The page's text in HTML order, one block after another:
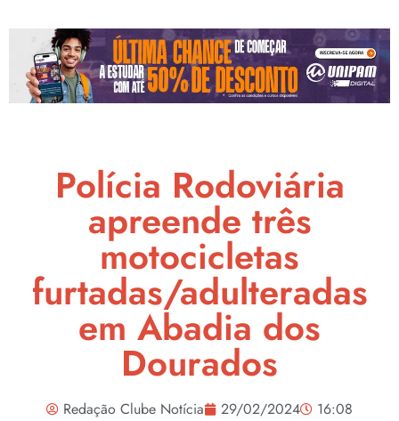
Polícia Rodoviária
apreende três
motocicletas
furtadas/adulteradas
em Abadia dos
Dourados
Redação Clube Notícia 29/02/2024
16:08